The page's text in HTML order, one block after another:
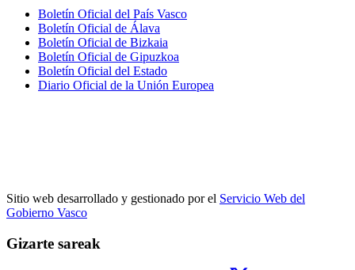
Boletín Oficial del País Vasco
Boletín Oficial de Álava
Boletín Oficial de Bizkaia
Boletín Oficial de Gipuzkoa
Boletín Oficial del Estado
Diario Oficial de la Unión Europea
Sitio web desarrollado y gestionado por el Servicio Web del
Gobierno Vasco
Gizarte sareak